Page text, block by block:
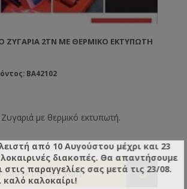
2TN ΜΕ ΘΕΡΜΙΚΌ ΕΚΤΥΠΩΤΉ
BA42102
με θερμικό εκτυπωτή.
από 10 Αυγούστου μέχρι και 23
διακοπές. Θα απαντήσουμε
παραγγελίες σας μετά τις 23/08.
καλό καλοκαίρι!